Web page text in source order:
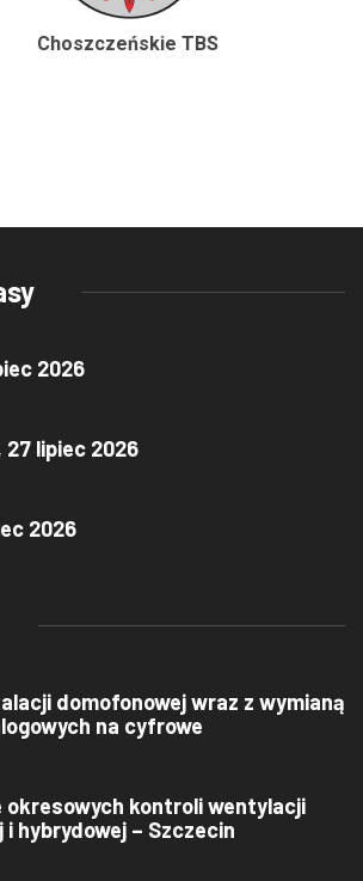
Choszczeńskie TBS
2026
27 lipiec 2026
2026
domofonowej wraz z wymianą
na cyfrowe
okresowych kontroli wentylacji
hybrydowej – Szczecin